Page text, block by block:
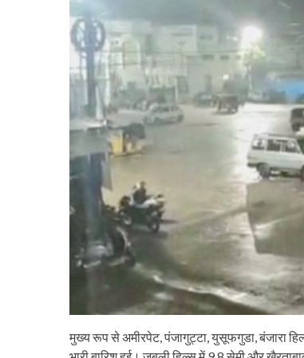
मुख्य रूप से अमीरपेट, पंजागुट्टा, युसूफगुडा, बंजारा